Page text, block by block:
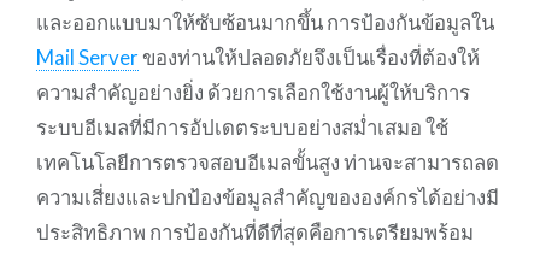
และออกแบบมาให้ซับซ้อนมากขึ้น การป้องกันข้อมูลใน
Mail Serverของท่านให้ปลอดภัยจึงเป็นเรื่องที่ต้องให้
ความสำคัญอย่างยิ่ง ด้วยการเลือกใช้งานผู้ให้บริการ
ระบบอีเมลที่มีการอัปเดตระบบอย่างสม่ำเสมอ ใช้
เทคโนโลยีการตรวจสอบอีเมลขั้นสูง ท่านจะสามารถลด
ความเสี่ยงและปกป้องข้อมูลสำคัญขององค์กรได้อย่างมี
ประสิทธิภาพ การป้องกันที่ดีที่สุดคือการเตรียมพร้อม